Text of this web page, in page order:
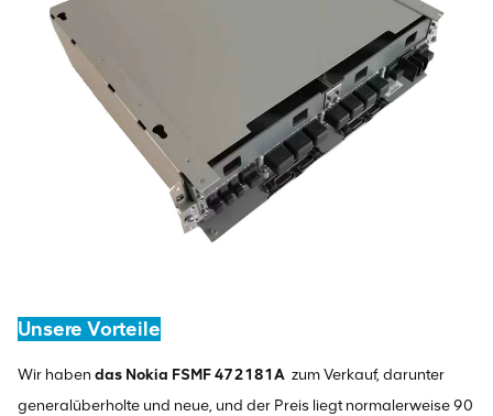
Unsere Vorteile
Wir haben das Nokia FSMF 472181A zum Verkauf, darunter
generalüberholte und neue, und der Preis liegt normalerweise 90